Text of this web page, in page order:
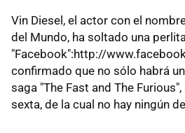
Vin Diesel, el actor con el
del Mundo, ha soltado una
"Facebook":http://
confirmado que no sólo habrá
saga "The Fast and The
sexta, de la cual no hay ningún